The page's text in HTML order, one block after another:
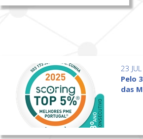
23
Pelo
das